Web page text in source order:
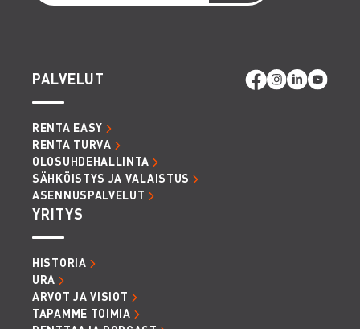
PALVELUT
RENTA EASY
RENTA TURVA
OLOSUHDEHALLINTA
SÄHKÖISTYS JA VALAISTUS
ASENNUSPALVELUT
YRITYS
HISTORIA
URA
ARVOT JA VISIOT
TAPAMME TOIMIA